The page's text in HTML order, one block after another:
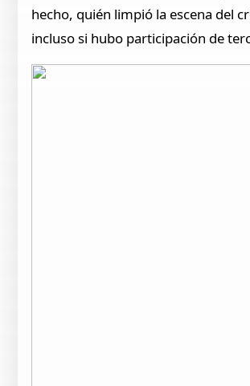
hecho, quién limpió la escena del
incluso si hubo participación de